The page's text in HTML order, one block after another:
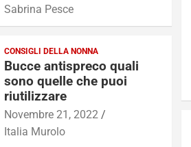
Sabrina Pesce
CONSIGLI DELLA NONNA
Bucce antispreco quali
sono quelle che puoi
riutilizzare
Novembre 21, 2022
Italia Murolo